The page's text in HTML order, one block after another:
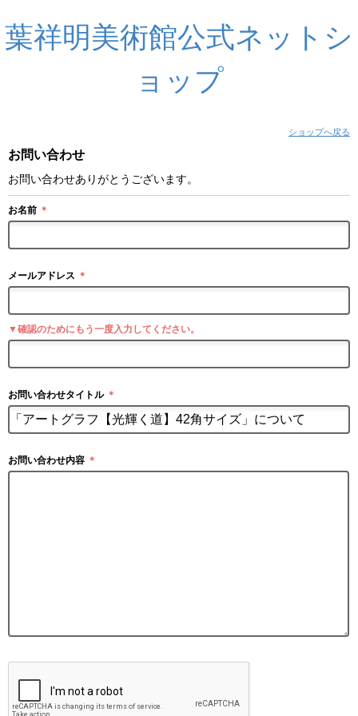
葉祥明美術館公式ネットシ
ョップ
ショップへ戻る
お問い合わせ
お問い合わせありがとうございます。
お名前 ＊
メールアドレス ＊
▼確認のためにもう一度入力してください。
お問い合わせタイトル ＊
お問い合わせ内容 ＊